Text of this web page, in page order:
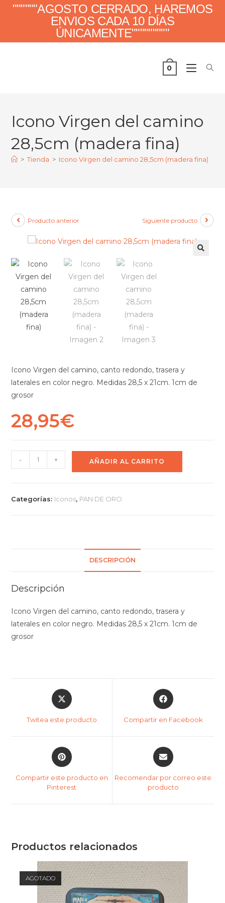
""""""AGOSTO CERRADO, HAREMOS
ENVIOS CADA 10 DÍAS
ÚNICAMENTE"""""""""
0
Icono Virgen del camino
28,5cm (madera fina)
> Tienda > Icono Virgen del camino 28,5cm (madera fina)
Producto anterior Siguiente producto
Icono Virgen del camino, canto redondo, trasera y
laterales en color negro. Medidas 28,5 x 21cm. 1cm de
grosor
28,95€
- + AÑADIR AL CARRITO
Categorías: Iconos, PAN DE ORO
DESCRIPCIÓN
Descripción
Icono Virgen del camino, canto redondo, trasera y
laterales en color negro. Medidas 28,5 x 21cm. 1cm de
grosor
Twitea este producto Compartir en Facebook
Compartir este producto en
Pinterest
Recomendar por correo este
producto
Productos relacionados
AGOTADO